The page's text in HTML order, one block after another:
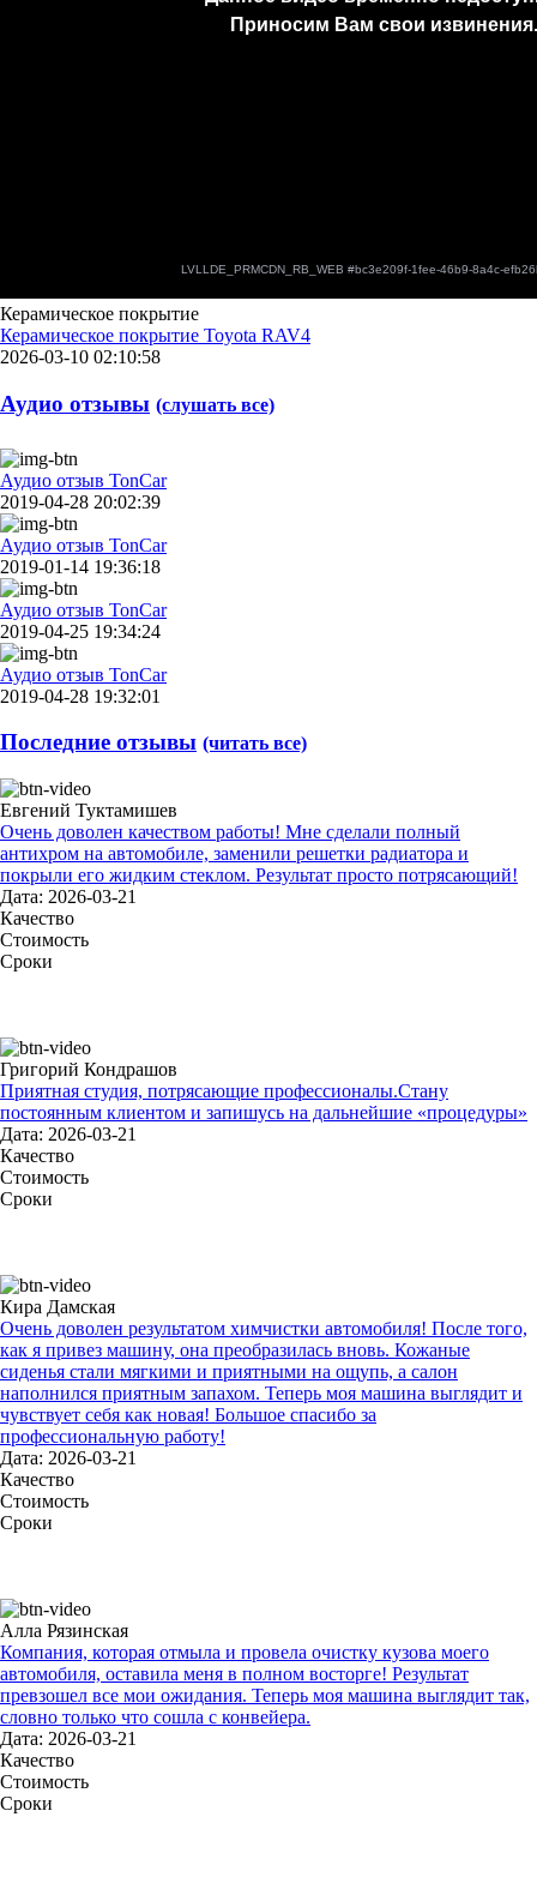
Керамическое покрытие
Керамическое покрытие Toyota RAV4
2026-03-10 02:10:58
Аудио отзывы (слушать все)
Аудио отзыв TonCar
2019-04-28 20:02:39
Аудио отзыв TonCar
2019-01-14 19:36:18
Аудио отзыв TonCar
2019-04-25 19:34:24
Аудио отзыв TonCar
2019-04-28 19:32:01
Последние отзывы (читать все)
Евгений Туктамишев
Очень доволен качеством работы! Мне сделали полный
антихром на автомобиле, заменили решетки радиатора и
покрыли его жидким стеклом. Результат просто потрясающий!
Дата: 2026-03-21
Качество
Стоимость
Сроки
Григорий Кондрашов
Приятная студия, потрясающие профессионалы.Стану
постоянным клиентом и запишусь на дальнейшие «процедуры»
Дата: 2026-03-21
Качество
Стоимость
Сроки
Кира Дамская
Очень доволен результатом химчистки автомобиля! После того,
как я привез машину, она преобразилась вновь. Кожаные
сиденья стали мягкими и приятными на ощупь, а салон
наполнился приятным запахом. Теперь моя машина выглядит и
чувствует себя как новая! Большое спасибо за
профессиональную работу!
Дата: 2026-03-21
Качество
Стоимость
Сроки
Алла Рязинская
Компания, которая отмыла и провела очистку кузова моего
автомобиля, оставила меня в полном восторге! Результат
превзошел все мои ожидания. Теперь моя машина выглядит так,
словно только что сошла с конвейера.
Дата: 2026-03-21
Качество
Стоимость
Сроки